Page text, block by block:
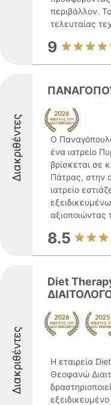
περιβάλλον. Το
τελευταίας
9
Διακριθέντες
Ο
ένα ιατρείο
βρίσκεται σε
Πάτρας, στην
ιατρείο
αξιοποιώντας
8.5
Διακριθέντες
Diet
Η εταιρεία
Θεοφανώ